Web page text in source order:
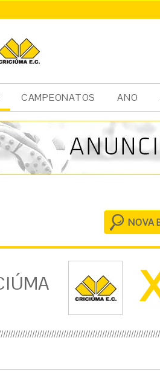
CAMPEONATOS ANO
NOVA